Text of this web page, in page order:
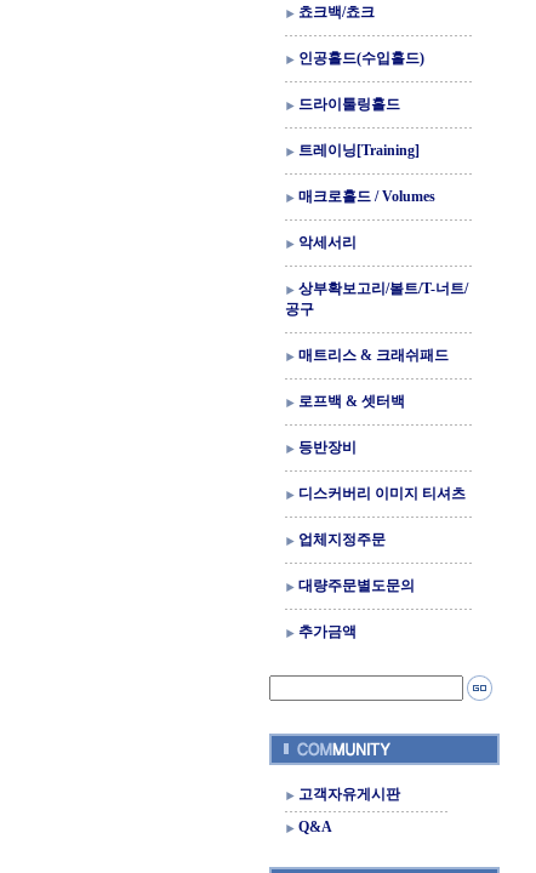
쵸크백/쵸크
인공홀드(수입홀드)
드라이툴링홀드
트레이닝[Training]
매크로홀드 / Volumes
악세서리
상부확보고리/볼트/T-너트/
공구
매트리스 & 크래쉬패드
로프백 & 셋터백
등반장비
디스커버리 이미지 티셔츠
업체지정주문
대량주문별도문의
추가금액
고객자유게시판
Q&A